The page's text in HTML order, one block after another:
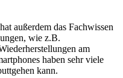
außerdem das Fachwissen
wie z.B.
am
haben sehr viele
kann.